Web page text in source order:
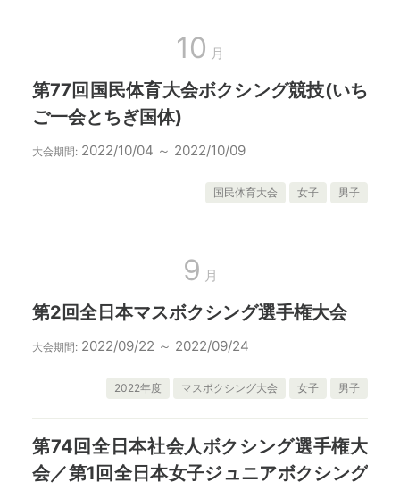
10 月
第77回国民体育大会ボクシング競技(いち
ご一会とちぎ国体)
大会期間: 2022/10/04 ～ 2022/10/09
国民体育大会 女子 男子
9 月
第2回全日本マスボクシング選手権大会
大会期間: 2022/09/22 ～ 2022/09/24
2022年度 マスボクシング大会 女子 男子
第74回全日本社会人ボクシング選手権大
会／第1回全日本女子ジュニアボクシング